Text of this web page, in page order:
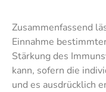
Zusammenfassend
Einnahme
Stärkung des
kann, sofern die
und es ausdrücklich